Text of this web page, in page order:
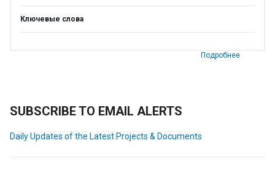
Ключевые слова
Подробнее
SUBSCRIBE TO EMAIL ALERTS
Daily Updates of the Latest Projects & Documents